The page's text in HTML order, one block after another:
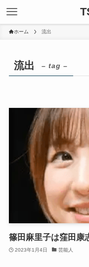
ホーム 流出
流出 – tag –
篠田麻里子は窪田康
2023年1月4日 芸能人